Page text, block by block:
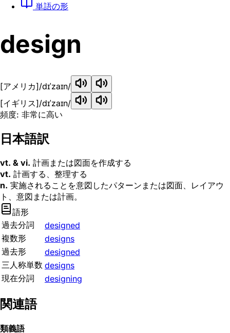
単語の形
design
[アメリカ]/dɪˈzaɪn/
[イギリス]/dɪˈzaɪn/
頻度: 非常に高い
日本語訳
vt. & vi. 計画または図面を作成する
vt. 計画する、整理する
n. 実施されることを意図したパターンまたは図面、レイアウ
ト、意図または計画。
語形
過去分詞
designed
複数形
designs
過去形
designed
三人称単数 designs
現在分詞
designing
関連語
類義語